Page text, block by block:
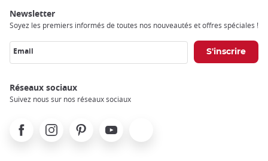
Newsletter
Soyez les premiers informés de toutes nos nouveautés et offres spéciales !
Email
Réseaux sociaux
Suivez nous sur nos réseaux sociaux
FacebookInstagramPinterest Youtube